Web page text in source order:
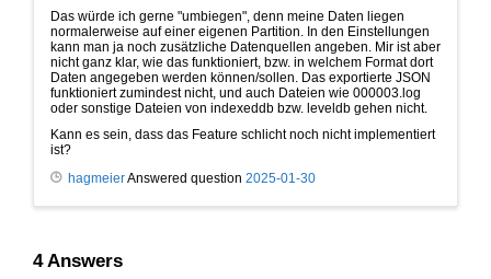
Das würde ich gerne "umbiegen", denn meine Daten liegen
normalerweise auf einer eigenen Partition. In den Einstellungen
kann man ja noch zusätzliche Datenquellen angeben. Mir ist aber
nicht ganz klar, wie das funktioniert, bzw. in welchem Format dort
Daten angegeben werden können/sollen. Das exportierte JSON
funktioniert zumindest nicht, und auch Dateien wie 000003.log
oder sonstige Dateien von indexeddb bzw. leveldb gehen nicht.
Kann es sein, dass das Feature schlicht noch nicht implementiert
ist?
hagmeierAnswered question 2025-01-30
4Answers